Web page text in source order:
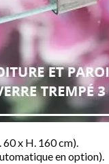
x H. 160 cm).
en option).